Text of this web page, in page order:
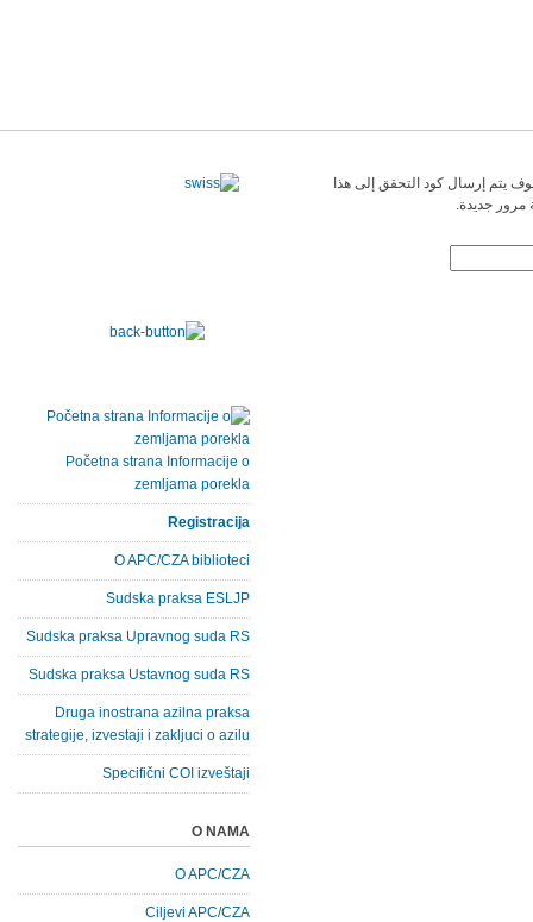
يتم إرسال كود التحقق إلى هذا
مرور جديدة.
Početna strana Informacije o
zemljama porekla
Registracija
O APC/CZA biblioteci
Sudska praksa ESLJP
Sudska praksa Upravnog suda RS
Sudska praksa Ustavnog suda RS
Druga inostrana azilna praksa
strategije, izvestaji i zakljuci o azilu
Specifični COI izveštaji
O NAMA
O APC/CZA
Ciljevi APC/CZA